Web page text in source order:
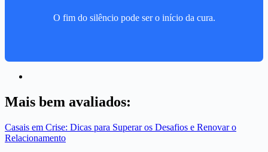
O fim do silêncio pode ser o início da cura.
Mais bem avaliados:
Casais em Crise: Dicas para Superar os Desafios e Renovar o
Relacionamento